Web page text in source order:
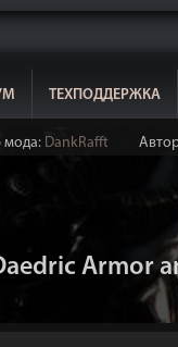
ТЕХПОДДЕРЖКА
мода: DankRafft
Armor